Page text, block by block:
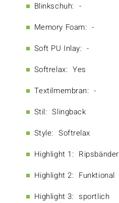
Blinkschuh: -
Memory Foam: -
Soft PU Inlay: -
Softrelax: Yes
Textilmembran: -
Stil: Slingback
Style: Softrelax
Highlight 1: Ripsbänder
Highlight 2: Funktional
Highlight 3: sportlich